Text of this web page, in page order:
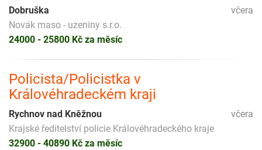
včera
Dobruška
Novák maso - uzeniny s.r.o.
24000 - 25800 Kč za měsíc
Policista/Policistka v
Královéhradeckém kraji
včera
Rychnov nad Kněžnou
Krajské ředitelství policie Královéhradeckého kraje
32900 - 40890 Kč za měsíc